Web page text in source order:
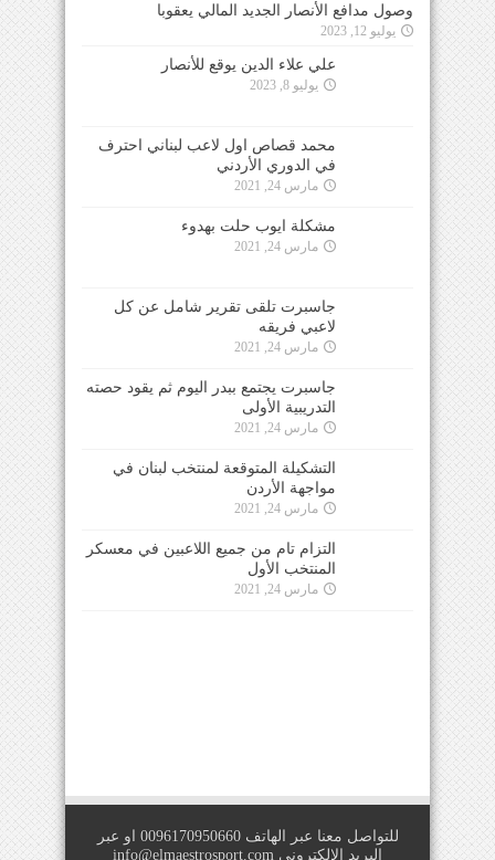
وصول مدافع الأنصار الجديد المالي يعقوبا
يوليو 12, 2023
علي علاء الدين يوقع للأنصار
يوليو 8, 2023
محمد قصاص اول لاعب لبناني احترف
في الدوري الأردني
مارس 24, 2021
مشكلة ايوب حلت بهدوء
مارس 24, 2021
جاسبرت تلقى تقرير شامل عن كل
لاعبي فريقه
مارس 24, 2021
جاسبرت يجتمع ببدر اليوم ثم يقود حصته
التدريبية الأولى
مارس 24, 2021
التشكيلة المتوقعة لمنتخب لبنان في
مواجهة الأردن
مارس 24, 2021
التزام تام من جميع اللاعبين في معسكر
المنتخب الأول
مارس 24, 2021
للتواصل معنا عبر الهاتف 0096170950660 او عبر
البريد الالكتروني info@elmaestrosport.com